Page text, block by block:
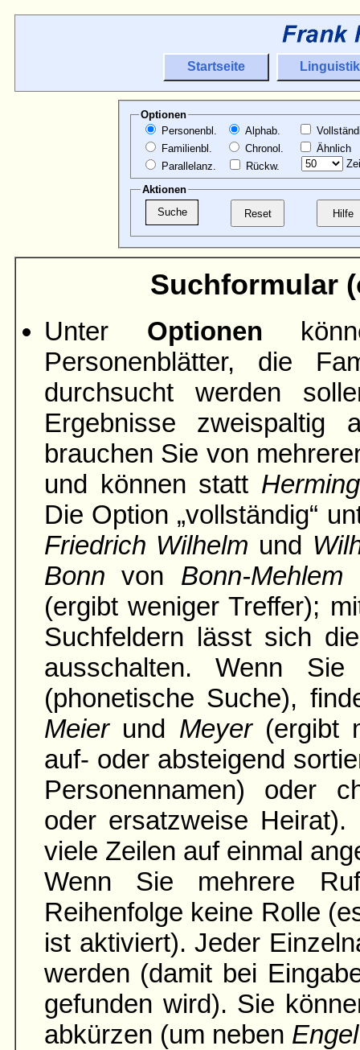
Startseite Linguistik
Optionen
Personenbl.
Familienbl.
Parallelanz.
Alphab.
Chronol.
Rückw.
Ähnlich
Aktionen
Suchformular
Unter Optionen
Personenblätter, die
durch­sucht werden
Ergebnisse zweispaltig
brauchen Sie von
und können statt
Die Option „vollständig“
Friedrich Wilhelm und
Bonn von Bonn-Mehlem
(ergibt weniger Treffer);
Suchfeldern lässt sich
ausschalten. Wenn Sie
(phonetische Suche),
Meierund Meyer(ergibt
auf- oder absteigend
Personennamen) oder
oder ersatzweise
viele Zeilen auf einmal
Wenn Sie mehrere
Reihenfolge keine Rolle
ist aktiviert). Jeder
werden (damit bei
gefunden wird). Sie
abkürzen (um neben Engel